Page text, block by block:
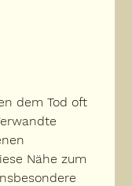
dem Tod oft
Nähe zum